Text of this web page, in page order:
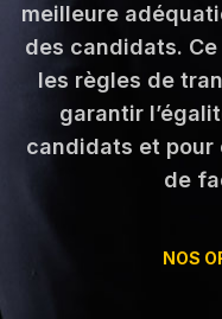
meilleure
des candidats.
les règles de
garantir
candidats et pour
de
NOS